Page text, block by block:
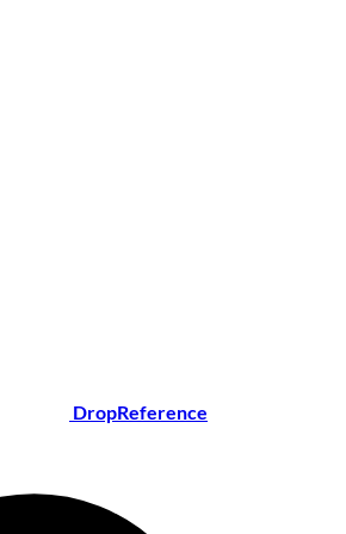
DropReference